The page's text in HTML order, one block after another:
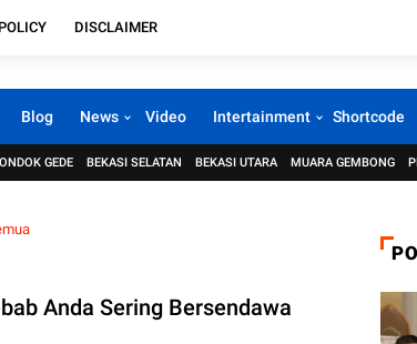
DISCLAIMER
Blog News Video Intertainment Shortcode
GEDE BEKASI SELATAN BEKASI UTARA MUARA GEMBONG
Anda Sering Bersendawa